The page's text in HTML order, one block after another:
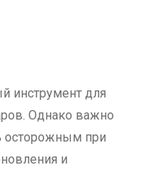
инструмент для
Однако важно
осторожным при
и